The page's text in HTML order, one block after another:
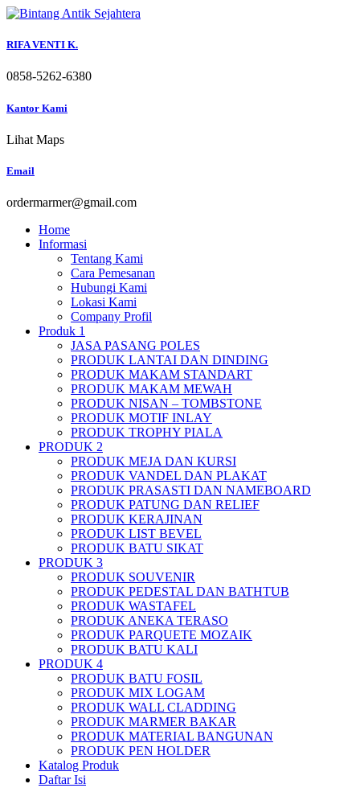
Skip
content
RIFA VENTI K.
0858-5262-6380
Kantor Kami
Lihat Maps
Email
ordermarmer@gmail.com
Home
Informasi
Tentang Kami
Cara Pemesanan
Hubungi Kami
Lokasi Kami
Company Profil
Produk 1
JASA PASANG POLES
PRODUK LANTAI DAN DINDING
PRODUK MAKAM STANDART
PRODUK MAKAM MEWAH
PRODUK NISAN – TOMBSTONE
PRODUK MOTIF INLAY
PRODUK TROPHY PIALA
PRODUK 2
PRODUK MEJA DAN KURSI
PRODUK VANDEL DAN PLAKAT
PRODUK PRASASTI DAN NAMEBOARD
PRODUK PATUNG DAN RELIEF
PRODUK KERAJINAN
PRODUK LIST BEVEL
PRODUK BATU SIKAT
PRODUK 3
PRODUK SOUVENIR
PRODUK PEDESTAL DAN BATHTUB
PRODUK WASTAFEL
PRODUK ANEKA TERASO
PRODUK PARQUETE MOZAIK
PRODUK BATU KALI
PRODUK 4
PRODUK BATU FOSIL
PRODUK MIX LOGAM
PRODUK WALL CLADDING
PRODUK MARMER BAKAR
PRODUK MATERIAL BANGUNAN
PRODUK PEN HOLDER
Katalog Produk
Daftar Isi